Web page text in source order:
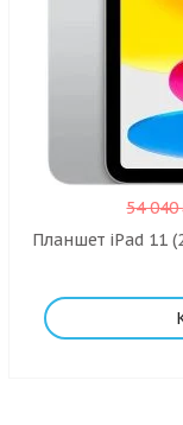
54 040
Планшет iPad 11